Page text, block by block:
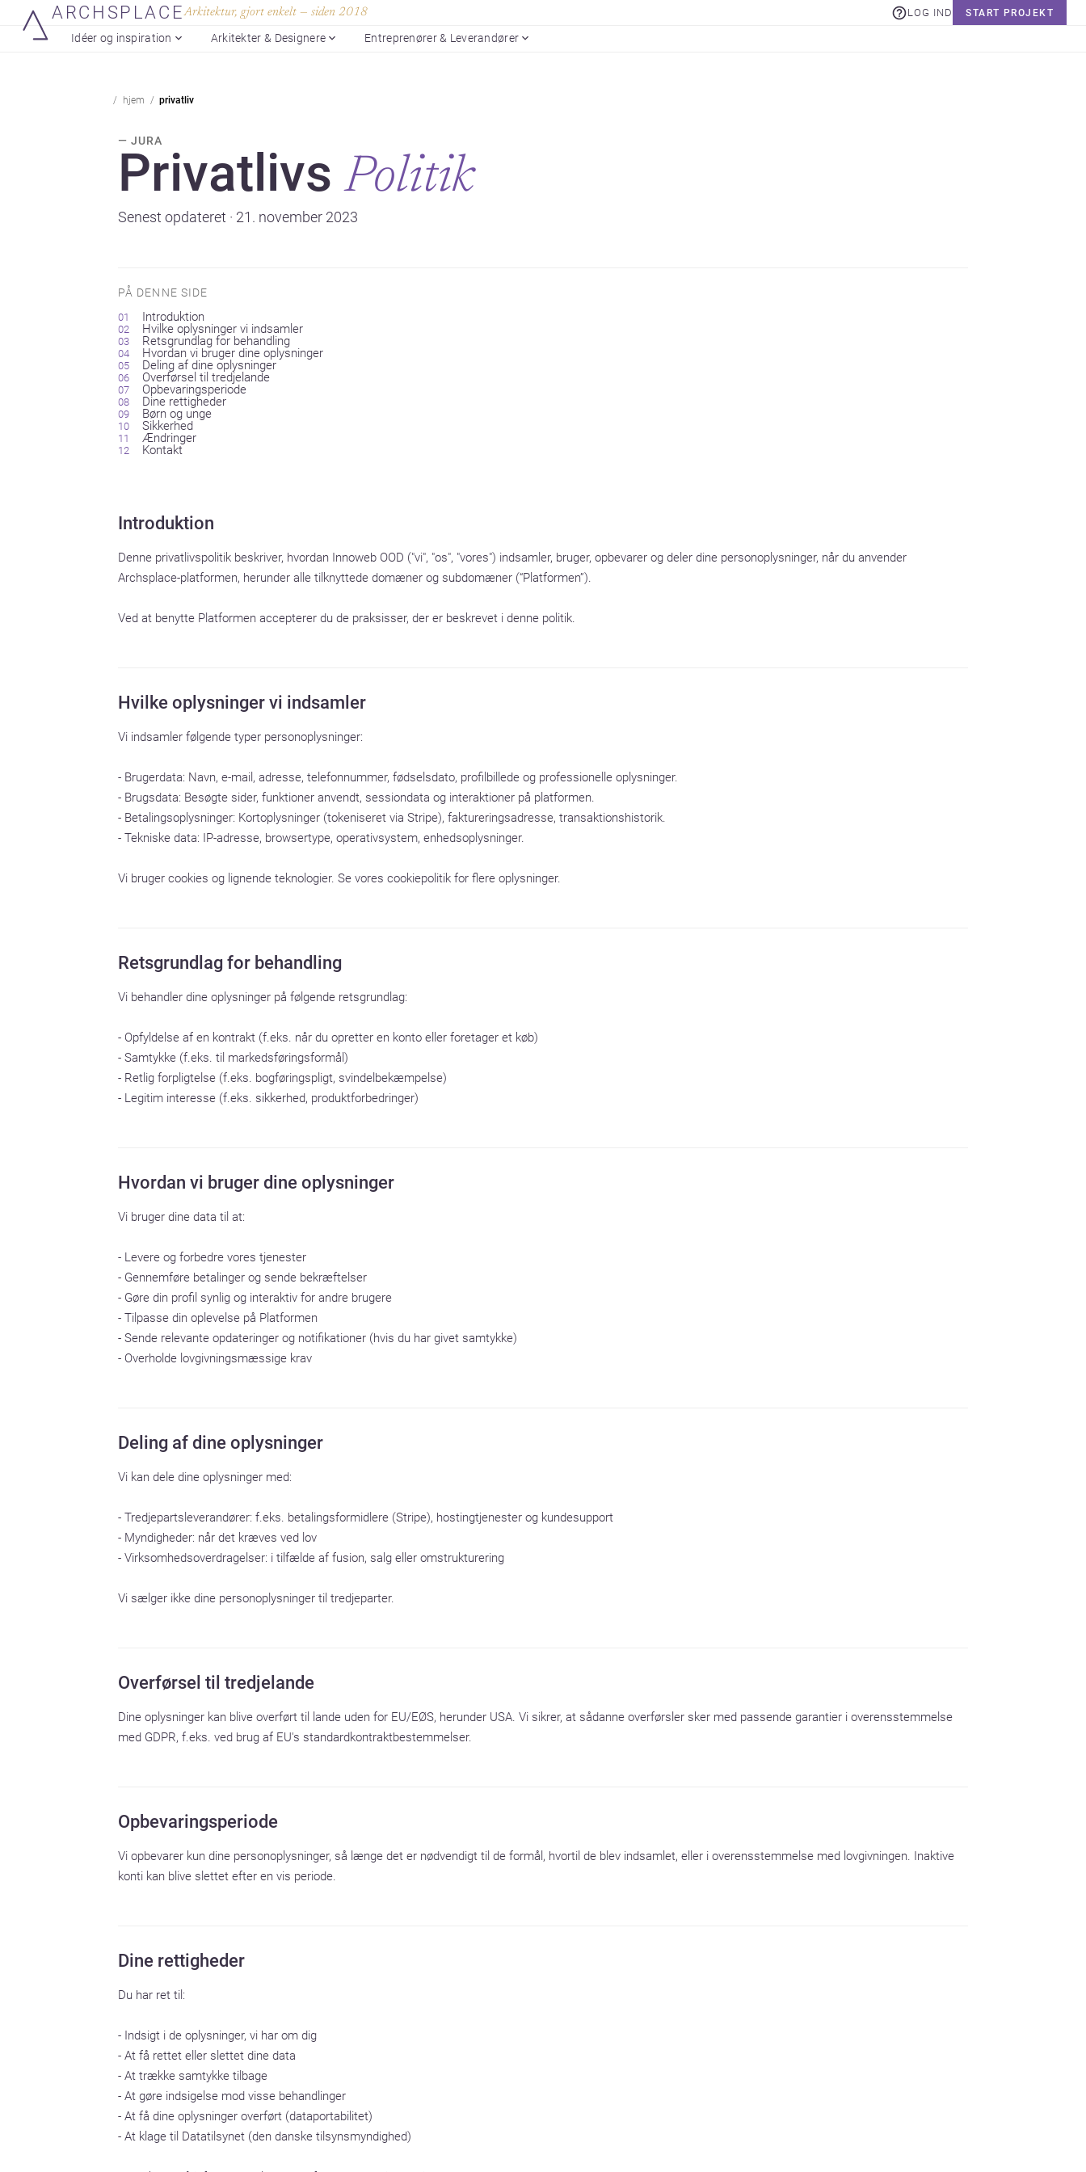
ARCHSPLACEArkitektur, gjort enkelt — siden 2018 START PROJEKT
LOG IND
Idéer og inspiration Arkitekter & Designere Entreprenører & Leverandører
hjem privatliv
— JURA
Privatlivs Politik
Senest opdateret · 21. november 2023
PÅ DENNE SIDE
Introduktion
Hvilke oplysninger vi indsamler
Retsgrundlag for behandling
Hvordan vi bruger dine oplysninger
Deling af dine oplysninger
Overførsel til tredjelande
Opbevaringsperiode
Dine rettigheder
Børn og unge
Sikkerhed
Ændringer
Kontakt
Introduktion
Denne privatlivspolitik beskriver, hvordan Innoweb OOD ("vi", "os", "vores") indsamler, bruger, opbevarer og deler dine personoplysninger, når du anvender
Archsplace-platformen, herunder alle tilknyttede domæner og subdomæner (“Platformen”).
Ved at benytte Platformen accepterer du de praksisser, der er beskrevet i denne politik.
Hvilke oplysninger vi indsamler
Vi indsamler følgende typer personoplysninger:
- Brugerdata: Navn, e-mail, adresse, telefonnummer, fødselsdato, profilbillede og professionelle oplysninger.
- Brugsdata: Besøgte sider, funktioner anvendt, sessiondata og interaktioner på platformen.
- Betalingsoplysninger: Kortoplysninger (tokeniseret via Stripe), faktureringsadresse, transaktionshistorik.
- Tekniske data: IP-adresse, browsertype, operativsystem, enhedsoplysninger.
Vi bruger cookies og lignende teknologier. Se vores cookiepolitik for flere oplysninger.
Retsgrundlag for behandling
Vi behandler dine oplysninger på følgende retsgrundlag:
- Opfyldelse af en kontrakt (f.eks. når du opretter en konto eller foretager et køb)
- Samtykke (f.eks. til markedsføringsformål)
- Retlig forpligtelse (f.eks. bogføringspligt, svindelbekæmpelse)
- Legitim interesse (f.eks. sikkerhed, produktforbedringer)
Hvordan vi bruger dine oplysninger
Vi bruger dine data til at:
- Levere og forbedre vores tjenester
- Gennemføre betalinger og sende bekræftelser
- Gøre din profil synlig og interaktiv for andre brugere
- Tilpasse din oplevelse på Platformen
- Sende relevante opdateringer og notifikationer (hvis du har givet samtykke)
- Overholde lovgivningsmæssige krav
Deling af dine oplysninger
Vi kan dele dine oplysninger med:
- Tredjepartsleverandører: f.eks. betalingsformidlere (Stripe), hostingtjenester og kundesupport
- Myndigheder: når det kræves ved lov
- Virksomhedsoverdragelser: i tilfælde af fusion, salg eller omstrukturering
Vi sælger ikke dine personoplysninger til tredjeparter.
Overførsel til tredjelande
Dine oplysninger kan blive overført til lande uden for EU/EØS, herunder USA. Vi sikrer, at sådanne overførsler sker med passende garantier i overensstemmelse
med GDPR, f.eks. ved brug af EU's standardkontraktbestemmelser.
Opbevaringsperiode
Vi opbevarer kun dine personoplysninger, så længe det er nødvendigt til de formål, hvortil de blev indsamlet, eller i overensstemmelse med lovgivningen. Inaktive
konti kan blive slettet efter en vis periode.
Dine rettigheder
Du har ret til:
- Indsigt i de oplysninger, vi har om dig
- At få rettet eller slettet dine data
- At trække samtykke tilbage
- At gøre indsigelse mod visse behandlinger
- At få dine oplysninger overført (dataportabilitet)
- At klage til Datatilsynet (den danske tilsynsmyndighed)